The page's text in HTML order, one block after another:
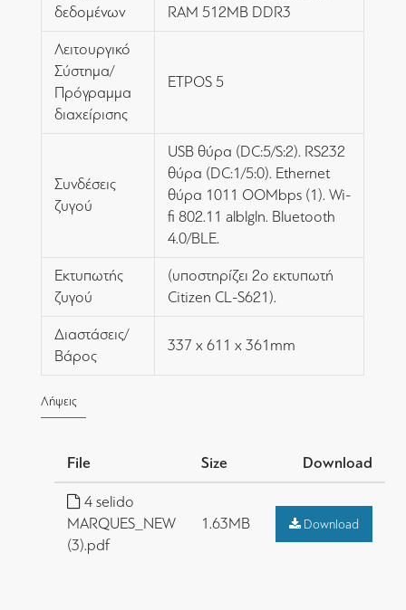
δεδομένων
RAM 512MB DDR3
Λειτουργικό
Σύστημα/
Πρόγραμμα
διαχείρισης
ETPOS 5
Συνδέσεις
ζυγού
USB θύρα (DC:5/S:2). RS232
θύρα (DC:1/5:0). Ethernet
θύρα 1011 OOMbps (1). Wi-
fi 802.11 alblgln. Bluetooth
4.0/BLE.
Εκτυπωτής
ζυγού
(υποστηρίζει 2ο εκτυπωτή
Citizen CL-S621).
Διαστάσεις/
Βάρος
337 x 611 x 361mm
Λήψεις
File Size Download
4 selido
MARQUES_NEW
(3).pdf
1.63MB Download